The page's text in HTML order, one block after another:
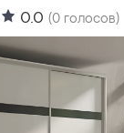
0.0 (0 голосов)